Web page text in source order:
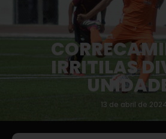
IRRITILAS
13 de abril de